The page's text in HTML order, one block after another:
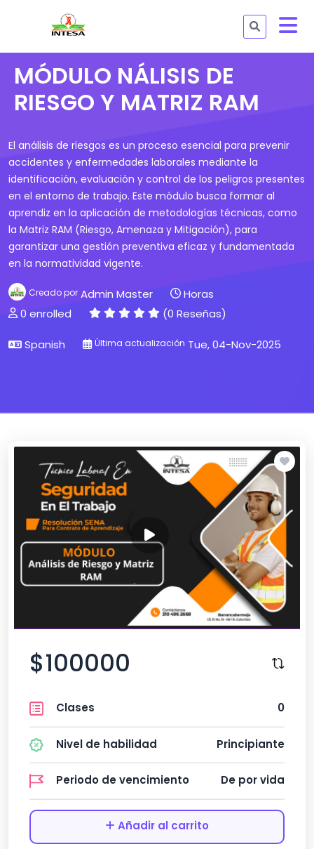
MÓDULO NÁLISIS DE
RIESGO Y MATRIZ RAM
El análisis de riesgos es un proceso esencial para prevenir
accidentes y enfermedades laborales mediante la
identificación, evaluación y control de los peligros presentes
en el entorno de trabajo. Este módulo busca formar al
aprendiz en la aplicación de metodologías técnicas, como
la Matriz RAM (Riesgo, Amenaza y Mitigación), para
garantizar una gestión preventiva eficaz y fundamentada
en la normatividad vigente.
Creado por Admin Master
Horas
0 enrolled
(0 Reseñas)
Spanish Última actualización Tue, 04-Nov-2025
$100000
Clases 0
Nivel de habilidad Principiante
Periodo de vencimiento De por vida
Añadir al carrito